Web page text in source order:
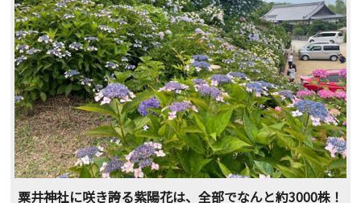
粟井神社に咲き誇る紫陽花は、全部でなんと約3000株！